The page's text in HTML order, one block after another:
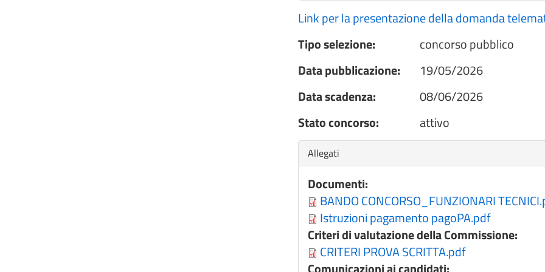
Link per la presentazione della domanda
Tipo selezione:
concorso pubblico
Data pubblicazione:
19/05/2026
Data scadenza:
08/06/2026
Stato concorso:
attivo
Nascondi
Allegati
Documenti:
BANDO CONCORSO_FUNZIONARI
Istruzioni pagamento pagoPA.pdf
Criteri di valutazione della Commissione:
CRITERI PROVA SCRITTA.pdf